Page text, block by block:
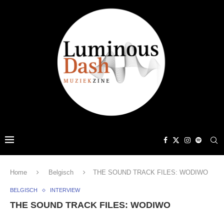
Home Belgisch THE SOUND TRACK FILES: WODIWO
BELGISCH INTERVIEW
THE SOUND TRACK FILES: WODIWO